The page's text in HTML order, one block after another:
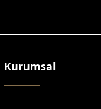
Kurumsal